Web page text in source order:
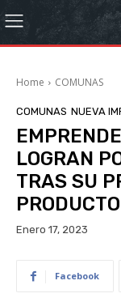
Home COMUNAS
COMUNAS NUEVA
LOGRAN
TRAS SU
Enero 17, 2023
Facebook